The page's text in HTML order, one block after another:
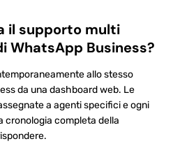
il supporto multi
WhatsApp Business?
allo stesso
da una dashboard web. Le
a agenti specifici e ogni
cronologia completa della